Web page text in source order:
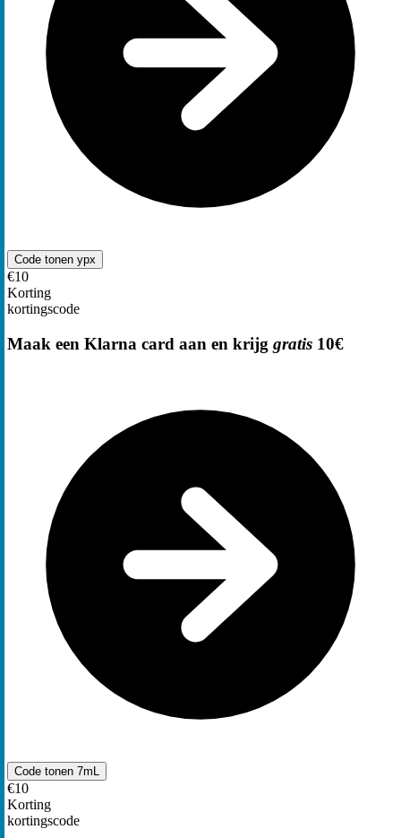
Code tonen ypx
€10
Korting
kortingscode
Maak een Klarna card aan en krijg gratis 10€
Code tonen 7mL
€10
Korting
kortingscode